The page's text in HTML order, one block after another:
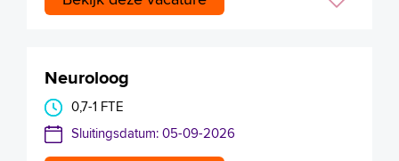
Neuroloog
0,7-1 FTE
Sluitingsdatum: 05-09-2026